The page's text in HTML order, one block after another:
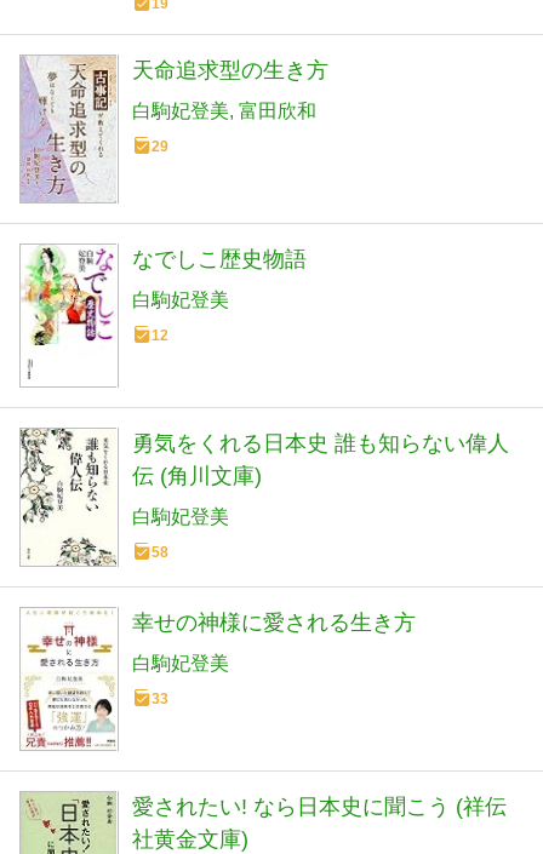
天命追求型の生き方
白駒妃登美 富田欣和
29
なでしこ歴史物語
白駒妃登美
12
勇気をくれる日本史 誰も知らない偉人
伝 (角川文庫)
白駒妃登美
58
幸せの神様に愛される生き方
白駒妃登美
33
愛されたい! なら日本史に聞こう (祥伝
社黄金文庫)